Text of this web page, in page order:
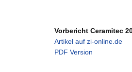
Vorbericht Ceramitec
Artikel auf zi-online.de
PDF Version